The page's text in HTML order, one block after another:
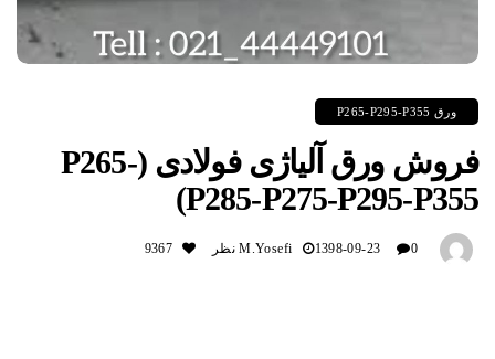
ورق P265-P295-P355
فروش ورق آلیاژی فولادی (P265-
P285-P275-P295-P355)
M.yosefi 1398-09-23 0 نظر